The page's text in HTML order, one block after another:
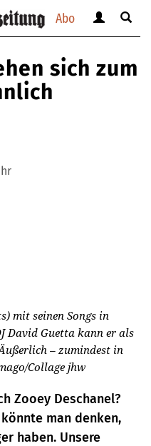
Abo
anzeigen
verbergen
Suche
sich zum
mit seinen Songs in
David Guetta kann er als
– zumindest in
Collage jhw
Zooey Deschanel?
man denken,
haben. Unsere